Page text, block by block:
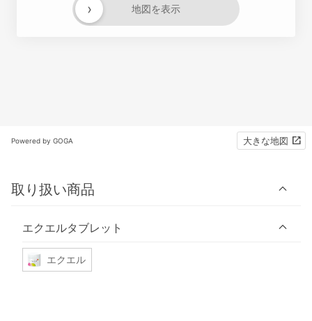
地図を表示
›
Powered by GOGA 大きな地図
取り扱い商品
エクエルタブレット
エクエル